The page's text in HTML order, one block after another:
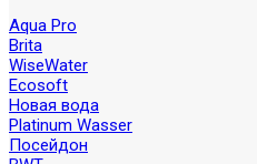
Aqua Pro
Brita
WiseWater
Ecosoft
Новая вода
Platinum Wasser
Посейдон